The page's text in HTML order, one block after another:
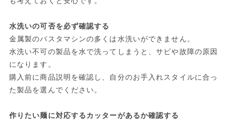
水洗いの可否を必ず確認する
金属製のパスタマシンの多くは水洗いができません。
水洗い不可の製品を水で洗ってしまうと、サビや故障の原因
になります。
購入前に商品説明を確認し、自分のお手入れスタイルに合っ
た製品を選んでください。
作りたい麺に対応するカッターがあるか確認する